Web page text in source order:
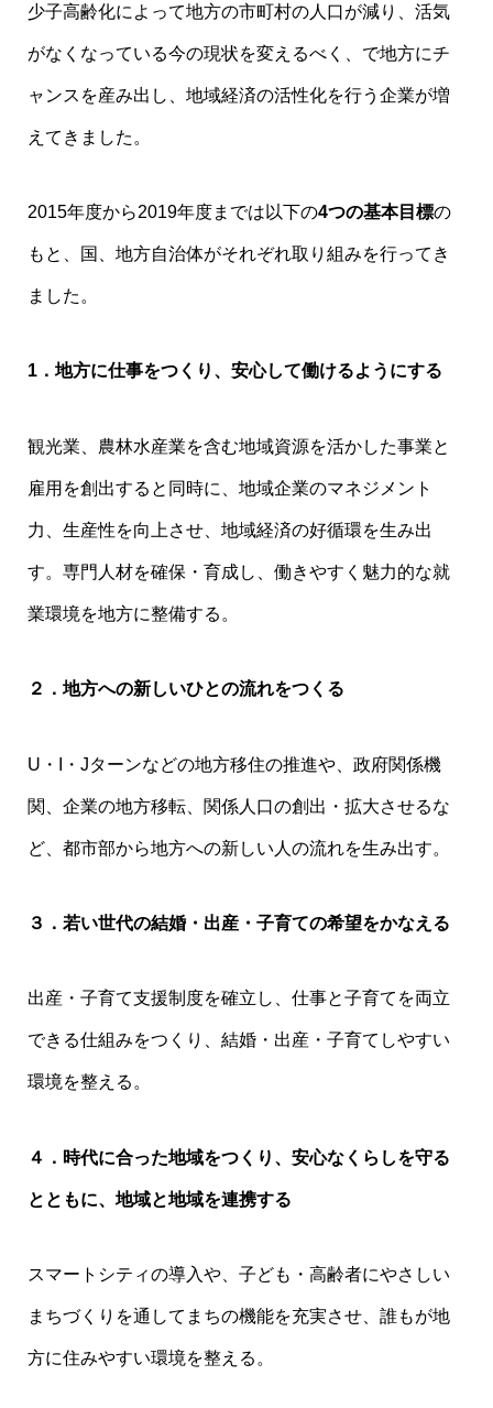
少子高齢化によって地方の市町村の人口が減り、活気
がなくなっている今の現状を変えるべく、で地方にチ
ャンスを産み出し、地域経済の活性化を行う企業が増
えてきました。
2015年度から2019年度までは以下の4つの基本目標の
もと、国、地方自治体がそれぞれ取り組みを行ってき
ました。
1．地方に仕事をつくり、安心して働けるようにする
観光業、農林水産業を含む地域資源を活かした事業と
雇用を創出すると同時に、地域企業のマネジメント
力、生産性を向上させ、地域経済の好循環を生み出
す。専門人材を確保・育成し、働きやすく魅力的な就
業環境を地方に整備する。
２．地方への新しいひとの流れをつくる
U・I・Jターンなどの地方移住の推進や、政府関係機
関、企業の地方移転、関係人口の創出・拡大させるな
ど、都市部から地方への新しい人の流れを生み出す。
３．若い世代の結婚・出産・子育ての希望をかなえる
出産・子育て支援制度を確立し、仕事と子育てを両立
できる仕組みをつくり、結婚・出産・子育てしやすい
環境を整える。
４．時代に合った地域をつくり、安心なくらしを守る
とともに、地域と地域を連携する
スマートシティの導入や、子ども・高齢者にやさしい
まちづくりを通してまちの機能を充実させ、誰もが地
方に住みやすい環境を整える。